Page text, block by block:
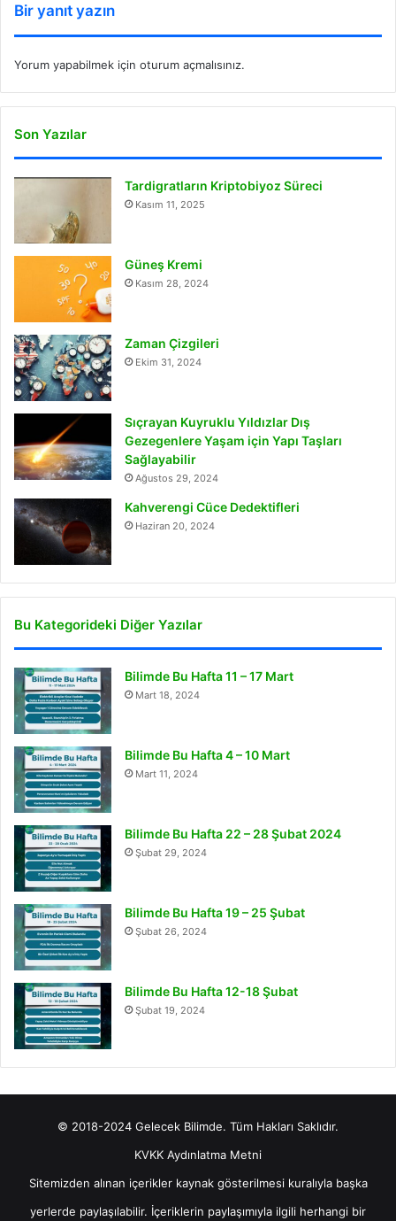
Bir yanıt yazın
Yorum yapabilmek için oturum açmalısınız.
Son Yazılar
Tardigratların Kriptobiyoz Süreci
Kasım 11, 2025
Güneş Kremi
Kasım 28, 2024
Zaman Çizgileri
Ekim 31, 2024
Sıçrayan Kuyruklu Yıldızlar Dış
Gezegenlere Yaşam için Yapı Taşları
Sağlayabilir
Ağustos 29, 2024
Kahverengi Cüce Dedektifleri
Haziran 20, 2024
Bu Kategorideki Diğer Yazılar
Bilimde Bu Hafta 11 – 17 Mart
Mart 18, 2024
Bilimde Bu Hafta 4 – 10 Mart
Mart 11, 2024
Bilimde Bu Hafta 22 – 28 Şubat 2024
Şubat 29, 2024
Bilimde Bu Hafta 19 – 25 Şubat
Şubat 26, 2024
Bilimde Bu Hafta 12-18 Şubat
Şubat 19, 2024
© 2018-2024 Gelecek Bilimde. Tüm Hakları Saklıdır.
KVKK Aydınlatma Metni
Sitemizden alınan içerikler kaynak gösterilmesi kuralıyla başka
yerlerde paylaşılabilir. İçeriklerin paylaşımıyla ilgili herhangi bir